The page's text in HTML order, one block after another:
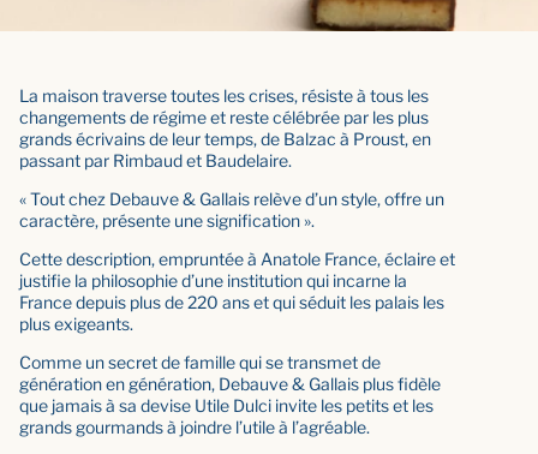
La maison traverse toutes les crises, résiste à tous les
changements de régime et reste célébrée par les plus
grands écrivains de leur temps, de Balzac à Proust, en
passant par Rimbaud et Baudelaire.
« Tout chez Debauve & Gallais relève d’un style, offre un
caractère, présente une signification ».
Cette description, empruntée à Anatole France, éclaire et
justifie la philosophie d’une institution qui incarne la
France depuis plus de 220 ans et qui séduit les palais les
plus exigeants.
Comme un secret de famille qui se transmet de
génération en génération, Debauve & Gallais plus fidèle
que jamais à sa devise Utile Dulci invite les petits et les
grands gourmands à joindre l’utile à l’agréable.